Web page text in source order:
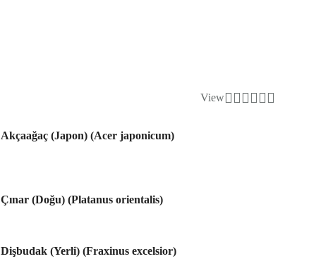
View
Akçaağaç (Japon) (Acer japonicum)
Çınar (Doğu) (Platanus orientalis)
Dişbudak (Yerli) (Fraxinus excelsior)